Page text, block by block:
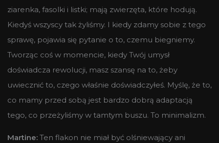
ziarenka, fasolki i listki; mają zwierzęta, które hodują.
Kiedyś wszyscy tak żyliśmy. I kiedy zdamy sobie z tego
sprawę, pojawia się pytanie o to, czemu biegniemy.
Tworząc coś w momencie, kiedy Twój umysł
doświadcza rewolucji, masz szansę na to, żeby
uwiecznić to, czego właśnie doświadczyłeś. Myślę, że to,
co mamy przed sobą jest bardzo dobrą adaptacją
tego, co przeżyliśmy w tamtym buszu. To minimalizm.
Martine: Ten flakon nie miał być olśniewający ani